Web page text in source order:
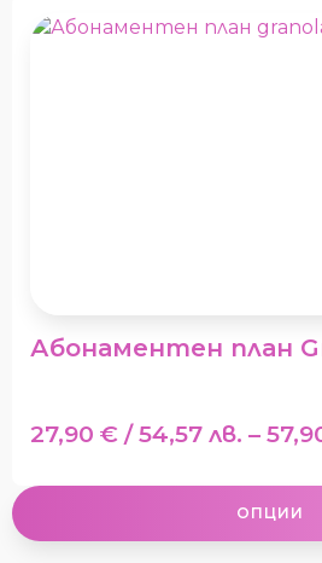
Абонаментен план
27,90 € / 54,57 лв. –
ОПЦИИ
product
page